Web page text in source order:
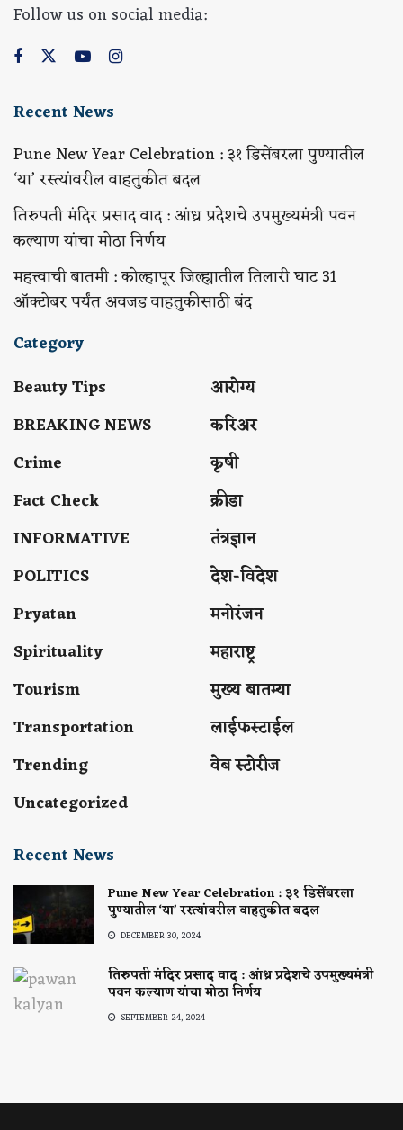
Follow us on social media:
Recent News
Pune New Year Celebration : ३१ डिसेंबरला पुण्यातील
‘या’ रस्त्यांवरील वाहतुकीत बदल
तिरुपती मंदिर प्रसाद वाद : आंध्र प्रदेशचे उपमुख्यमंत्री पवन
कल्याण यांचा मोठा निर्णय
महत्त्वाची बातमी : कोल्हापूर जिल्ह्यातील तिलारी घाट 31
ऑक्टोबर पर्यंत अवजड वाहतुकीसाठी बंद
Category
Beauty Tips
BREAKING NEWS
Crime
Fact Check
INFORMATIVE
POLITICS
Pryatan
Spirituality
Tourism
Transportation
Trending
Uncategorized
आरोग्य
करिअर
कृषी
क्रीडा
तंत्रज्ञान
देश-विदेश
मनोरंजन
महाराष्ट्र
मुख्य बातम्या
लाईफस्टाईल
वेब स्टोरीज
Recent News
Pune New Year Celebration : ३१ डिसेंबरला
पुण्यातील ‘या’ रस्त्यांवरील वाहतुकीत बदल
DECEMBER 30, 2024
तिरुपती मंदिर प्रसाद वाद : आंध्र प्रदेशचे उपमुख्यमंत्री
पवन कल्याण यांचा मोठा निर्णय
SEPTEMBER 24, 2024